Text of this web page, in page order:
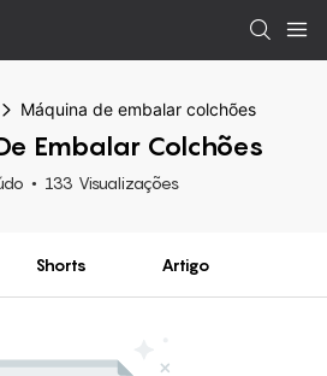
Máquina de embalar colchões
Embalar Colchões
133 Visualizações
Shorts Artigo